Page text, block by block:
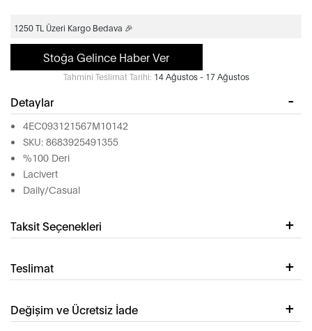
1250 TL Üzeri Kargo Bedava 🎉
Stoğa Gelince Haber Ver
Tahmini Teslimat Tarihi: 14 Ağustos - 17 Ağustos
Detaylar
4EC093121567M10142
SKU: 8683925491355
%100 Deri
Lacivert
Daily/Casual
Taksit Seçenekleri
Teslimat
Değişim ve Ücretsiz İade